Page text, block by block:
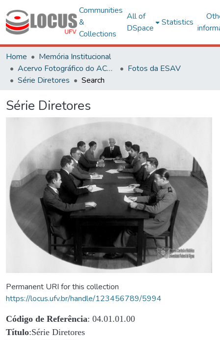
Communities
&
Collections
All of
DSpace
Statistics
Home
Memória Institucional
Acervo Fotográfico do ACH-UFV
Fotos da ESAV
Série Diretores
Search
Série Diretores
Permanent URI for this collection
https://locus.ufv.br/handle/123456789/5994
Código de Referência: 04.01.01.00
Título:Série Diretores